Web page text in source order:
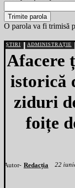
O parola va fi trimisă
ȘTIRI ADMINISTRAȚIE
Afacere
istorică
ziduri
foițe
Autor- Redacția 22